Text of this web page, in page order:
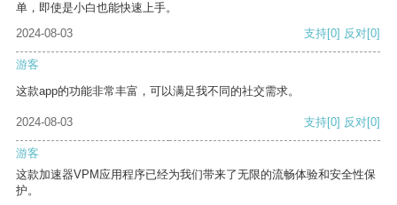
单，即使是小白也能快速上手。
2024-08-03
支持[0] 反对[0]
游客
这款app的功能非常丰富，可以满足我不同的社交需求。
2024-08-03 支持[0] 反对[0]
游客
这款加速器VPM应用程序已经为我们带来了无限的流畅体验和安全性保
护。